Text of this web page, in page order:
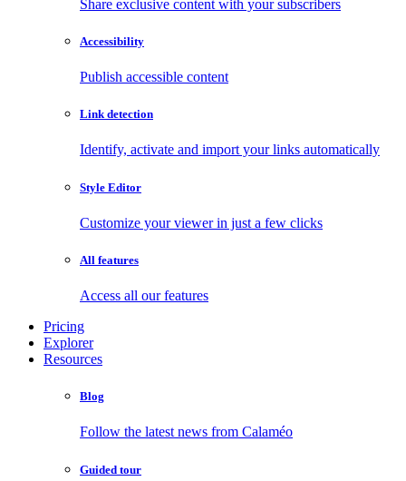
Share exclusive content with your subscribers
Accessibility
Publish accessible content
Link detection
Identify, activate and import your links automatically
Style Editor
Customize your viewer in just a few clicks
All features
Access all our features
Pricing
Explorer
Resources
Blog
Follow the latest news from Calaméo
Guided tour